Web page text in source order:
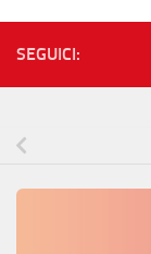
SEGUICI: